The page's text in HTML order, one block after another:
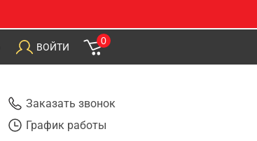
ВОЙТИ
0
Заказать звонок
График работы